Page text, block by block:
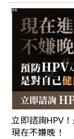
入
日
的
泉
PR
立即諮詢HPV
現在不嫌晚！